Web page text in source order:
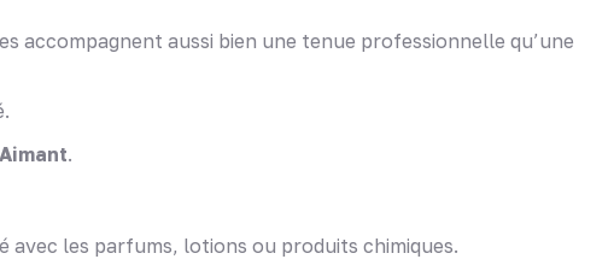
accompagnent aussi bien une tenue professionnelle qu’une
.
les parfums, lotions ou produits chimiques.